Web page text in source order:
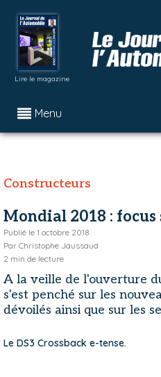
Lire le magazine
Menu
Constructeurs
Mondial 2018 : focus
Publié le 1 octobre 2018
Par Christophe Jaussaud
2 min de lecture
A la veille de l'ouverture
s'est penché sur les
dévoilés ainsi que sur les
Le DS3 Crossback e-tense.